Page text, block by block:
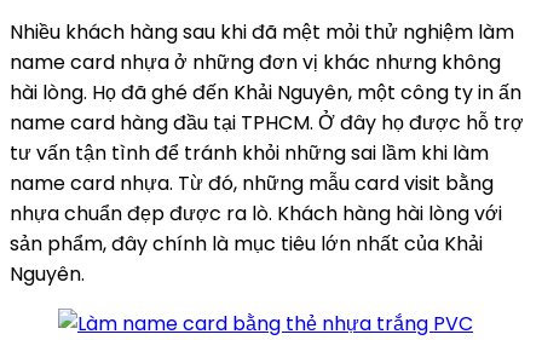
Nhiều khách hàng sau khi đã mệt mỏi thử nghiệm làm
name card nhựa ở những đơn vị khác nhưng không
hài lòng. Họ đã ghé đến Khải Nguyên, một công ty in ấn
name card hàng đầu tại TPHCM. Ở đây họ được hỗ trợ
tư vấn tận tình để tránh khỏi những sai lầm khi làm
name card nhựa. Từ đó, những mẫu card visit bằng
nhựa chuẩn đẹp được ra lò. Khách hàng hài lòng với
sản phẩm, đây chính là mục tiêu lớn nhất của Khải
Nguyên.